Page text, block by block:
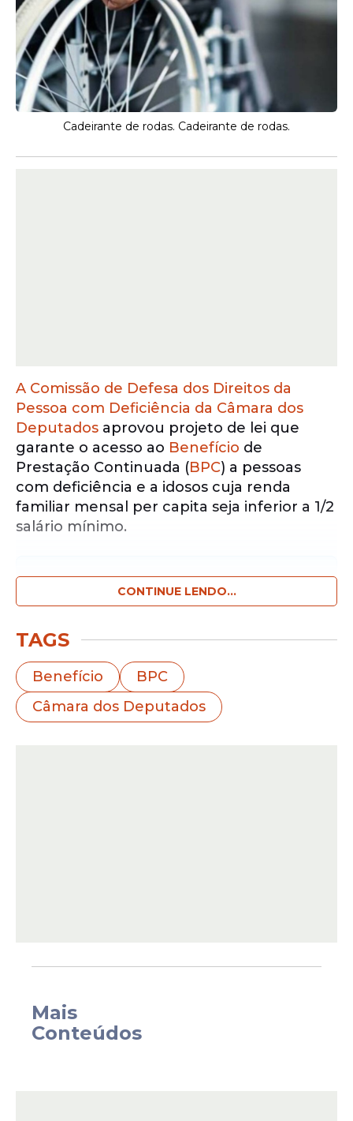
Cadeirante de rodas. Cadeirante de rodas.
A Comissão de Defesa dos Direitos da
Pessoa com Deficiência da Câmara dos
Deputados aprovou projeto de lei que
garante o acesso ao Benefício de
Prestação Continuada (BPC) a pessoas
com deficiência e a idosos cuja renda
familiar mensal per capita seja inferior a 1/2
salário mínimo.
Notícias pelo WhatsApp
Receba as notícias exclusivas do
de Prefeiturapelo nosso canal.
O BPC está previsto na Constituição
Federal e consiste no pagamento de um
O Projeto de Lei 1832/20, do deputado
CONTINUE LENDO...
TAGS
Benefício
BPC
Câmara dos Deputados
Mais
Conteúdos